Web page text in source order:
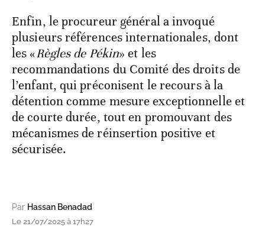
Enfin, le procureur général a invoqué
plusieurs références internationales, dont
les «Règles de Pékin» et les
recommandations du Comité des droits de
l’enfant, qui préconisent le recours à la
détention comme mesure exceptionnelle et
de courte durée, tout en promouvant des
mécanismes de réinsertion positive et
sécurisée.
Par Hassan Benadad
Le 21/07/2025 à 17h27